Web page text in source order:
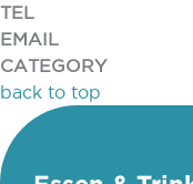
TEL
EMAIL
CATEGORY
back to top